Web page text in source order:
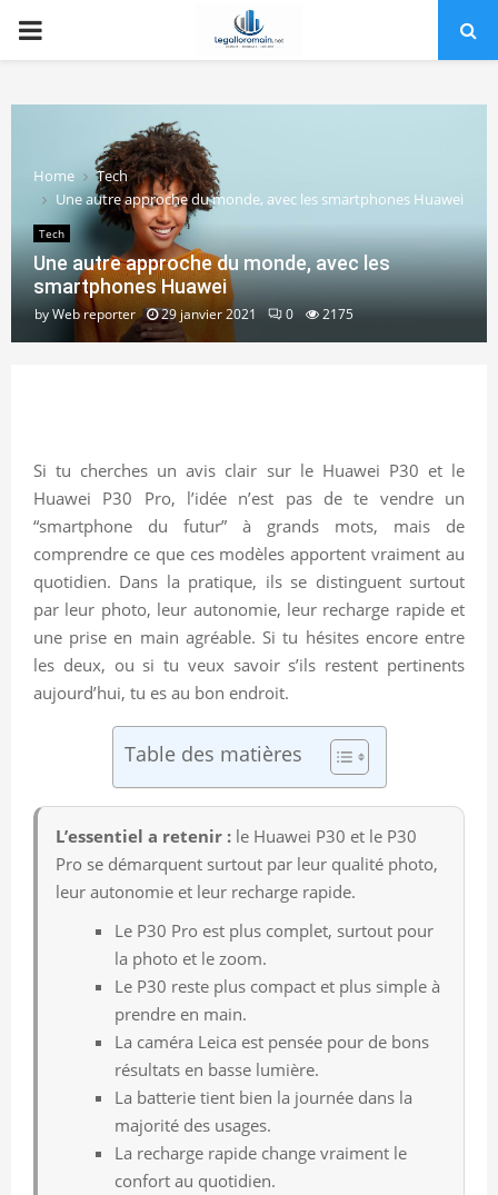
PRIMARY
Home
Tech
Une autre approche du monde, avec les smartphones Huawei
Tech
Une autre approche du monde, avec les
smartphones Huawei
byWeb reporter 29 janvier 2021 0 2175
Si tu cherches un avis clair sur le Huawei P30 et le
Huawei P30 Pro, l’idée n’est pas de te vendre un
“smartphone du futur” à grands mots, mais de
comprendre ce que ces modèles apportent vraiment au
quotidien. Dans la pratique, ils se distinguent surtout
par leur photo, leur autonomie, leur recharge rapide et
une prise en main agréable. Si tu hésites encore entre
les deux, ou si tu veux savoir s’ils restent pertinents
aujourd’hui, tu es au bon endroit.
Table des matières
L’essentiel a retenir : le Huawei P30 et le P30
Pro se démarquent surtout par leur qualité photo,
leur autonomie et leur recharge rapide.
Le P30 Pro est plus complet, surtout pour
la photo et le zoom.
Le P30 reste plus compact et plus simple à
prendre en main.
La caméra Leica est pensée pour de bons
résultats en basse lumière.
La batterie tient bien la journée dans la
majorité des usages.
La recharge rapide change vraiment le
confort au quotidien.